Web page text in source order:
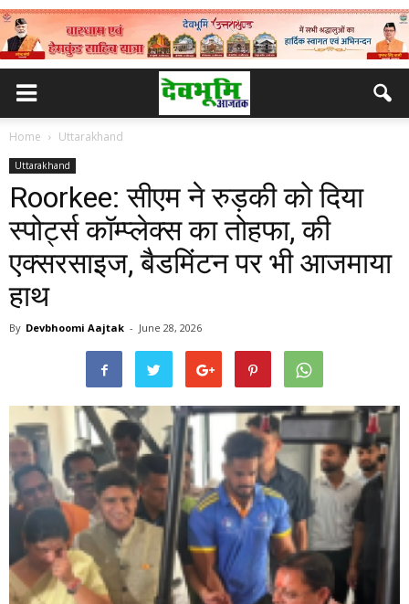
Home Uttarakhand
Uttarakhand
Roorkee: सीएम ने रुड़की को दिया
स्पोर्ट्स कॉम्प्लेक्स का तोहफा, की
एक्सरसाइज, बैडमिंटन पर भी आजमाया
हाथ
By Devbhoomi Aajtak - June 28, 2026